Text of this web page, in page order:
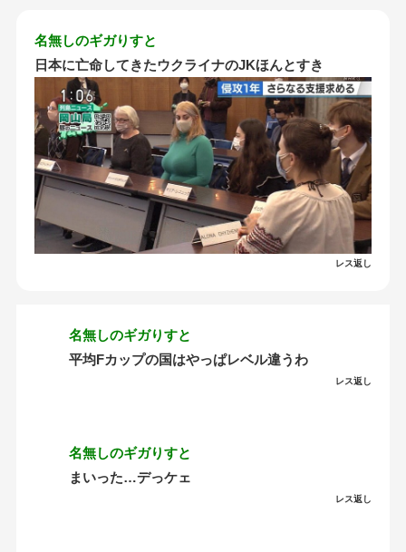
名無しのギガりすと
日本に亡命してきたウクライナのJKほんとすき
レス返し
名無しのギガりすと
平均Fカップの国はやっぱレベル違うわ
レス返し
名無しのギガりすと
まいった…デっケェ
レス返し